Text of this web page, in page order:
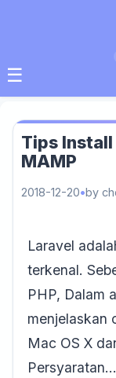
☰
Tips Install
MAMP
2018-12-20 by
Laravel
terkenal.
PHP, Dalam
menjelaskan
Mac OS X
Persyaratan…